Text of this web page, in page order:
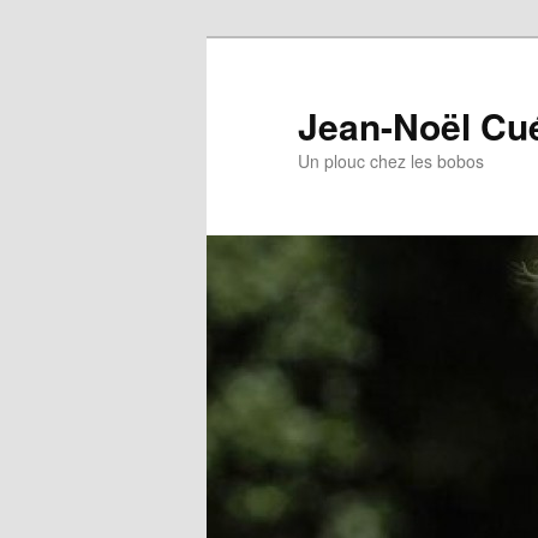
Jean-Noël
Un plouc chez les bobos